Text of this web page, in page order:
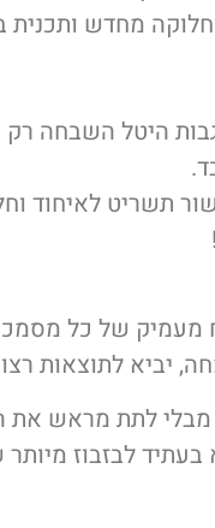
מחדש ותכנית
לגבות היטל השבחה
תשריט לאיחוד
מעמיק של כל
יביא לתוצאות
מבלי לתת מראש את
לבזבוז